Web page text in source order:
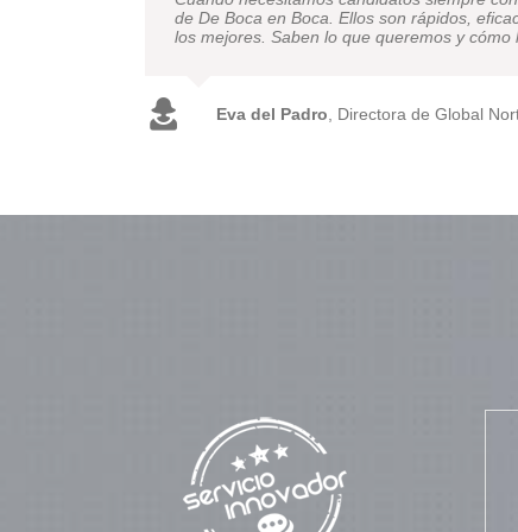
empleo De Boca en Boca por su
Gracias por todo y por el éxito cosechado.
Jorge Rosique Pardo Desarrollo de
de De Boca en Boca. Ellos son rápidos,
los mejores. Saben lo que queremos y cómo
Eva del Padro Directora de Global